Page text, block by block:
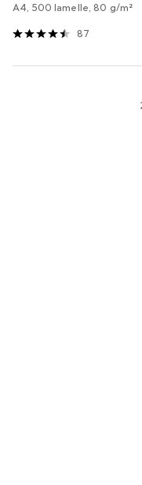
A4, 500 lamelle, 80 g/m²
87